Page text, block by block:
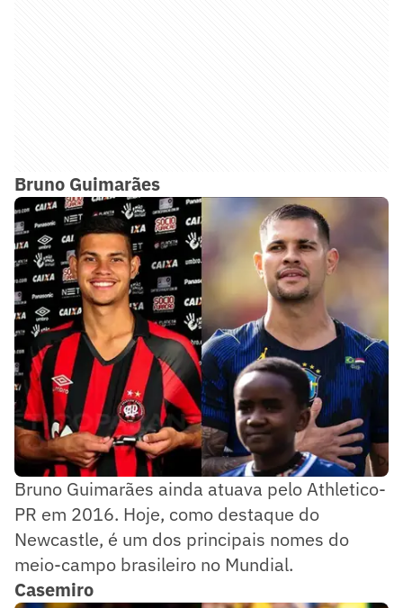
Bruno Guimarães
Bruno Guimarães ainda atuava pelo Athletico-
PR em 2016. Hoje, como destaque do
Newcastle, é um dos principais nomes do
meio-campo brasileiro no Mundial.
Casemiro